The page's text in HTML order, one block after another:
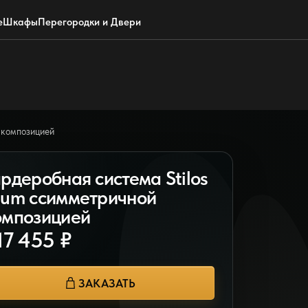
ШкафыПерегородки и Двери
WhatsApp Max Почта
система Stilos
ссимметричной
455 ₽
ЗАКАЗАТЬ